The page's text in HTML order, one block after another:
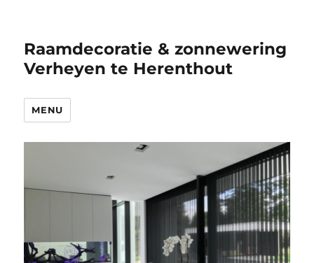
Raamdecoratie & zonnewering
Verheyen te Herenthout
MENU